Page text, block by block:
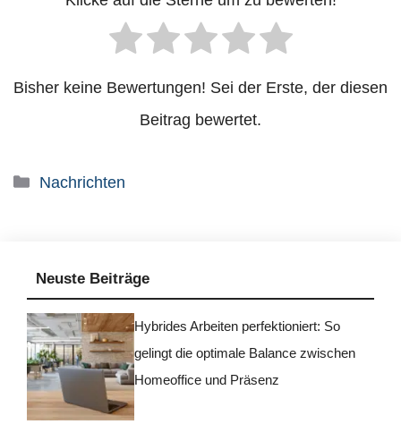
Bisher keine Bewertungen! Sei der Erste, der diesen
Beitrag bewertet.
Kategorien
Nachrichten
Neuste Beiträge
Hybrides Arbeiten perfektioniert: So
gelingt die optimale Balance zwischen
Homeoffice und Präsenz